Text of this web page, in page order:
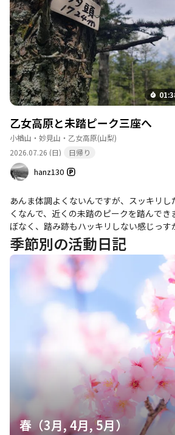
乙女高原と未踏ピーク三座へ
小楢山・妙見山・乙女高原(山梨)
2026.07.26 (日)
日帰り
hanz130
あんま体調よくないんですが、スッキリ
くなんで、近くの未踏のピークを踏んで
ぼなく、踏み跡もハッキリしない感じっ
わえたし、乙女高原でのんびりできたんで
季節別の活動日記
春（3月, 4月, 5月）